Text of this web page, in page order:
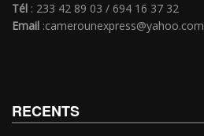
Tél : 233 42 89 03 / 694 16 37 32
Email :camerounexpress@yahoo.com
RECENTS